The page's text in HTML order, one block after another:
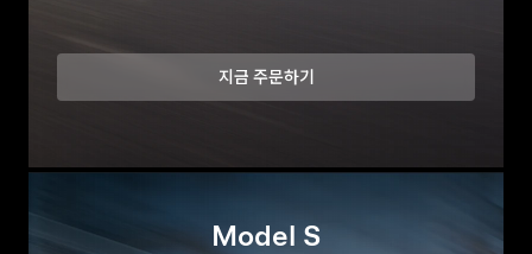
지금 주문하기
Model S